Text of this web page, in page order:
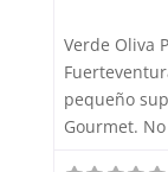
Verde Oliva
pequeño
Gourmet. No